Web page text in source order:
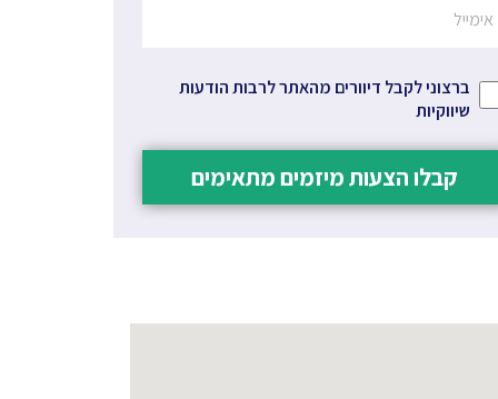
ברצוני לקבל דיוורים מהאתר לרבות הודעות
שיווקיות
קבלו הצעות מיזמים מתאימים